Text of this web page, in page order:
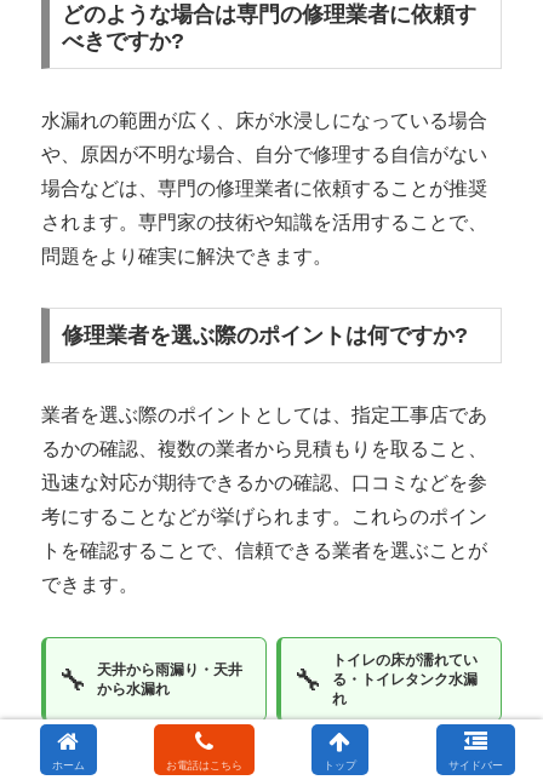
どのような場合は専門の修理業者に依頼す
べきですか?
水漏れの範囲が広く、床が水浸しになっている場合
や、原因が不明な場合、自分で修理する自信がない
場合などは、専門の修理業者に依頼することが推奨
されます。専門家の技術や知識を活用することで、
問題をより確実に解決できます。
修理業者を選ぶ際のポイントは何ですか?
業者を選ぶ際のポイントとしては、指定工事店であ
るかの確認、複数の業者から見積もりを取ること、
迅速な対応が期待できるかの確認、口コミなどを参
考にすることなどが挙げられます。これらのポイン
トを確認することで、信頼できる業者を選ぶことが
できます。
🔧
天井から雨漏り・天井
から水漏れ
🔧
トイレの床が濡れてい
る・トイレタンク水漏
れ
シンク下から水漏れ・
洗面台の床が濡れてい
る・洗面台下から水漏
ホーム お電話はこちら トップ サイドバー